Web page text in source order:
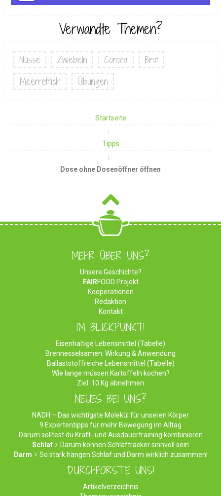
Verwandte Themen?
Nüsse Zwiebeln Corona
Brot
Meerrettich
Übungen
Startseite
Tipps
Dose ohne Dosenöffner öffnen
MEHR ÜBER UNS?
Unsere Geschichte?
FAIRFOOD Projekt
Kooperationen
Redaktion
Kontakt
IM BLICKPUNKT!
Eisenhaltige Lebensmittel (Tabelle)
Brennesselsamen: Wirkung & Anwendung
Ballaststoffreiche Lebensmittel (Tabelle)
Wie lange müssen Kartoffeln kochen?
Ziel: 10 Kg abnehmen
NEUES BEI UNS?
NADH – Das wichtigste Molekül für unseren Körper
9 Expertentipps für mehr Bewegung im Alltag
Darum solltest du Kraft- und Ausdauertraining kombinieren
Schlaf
Darum können Schlaftracker sinnvoll sein
Darm
So stark hängen Schlaf und Darm wirklich zusammen!
DURCHFORSTE UNS!
Artikelverzeichnis